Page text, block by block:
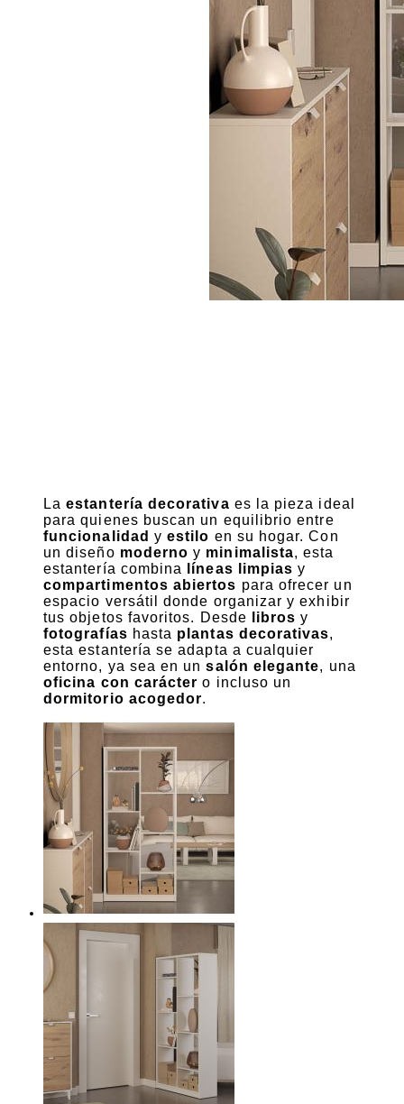
Laestantería decorativa es la pieza ideal
para quienes buscan un equilibrio entre
funcionalidad yestilo en su hogar. Con
un diseño moderno y minimalista, esta
estantería combina
líneas limpias y
compartimentos abiertos para ofrecer un
espacio versátil donde organizar y exhibir
tus objetos favoritos. Desde
libros y
fotografías hasta plantas decorativas,
esta estantería se adapta a cualquier
entorno, ya sea en unsalón elegante, una
oficina con carácter o incluso un
dormitorio acogedor.